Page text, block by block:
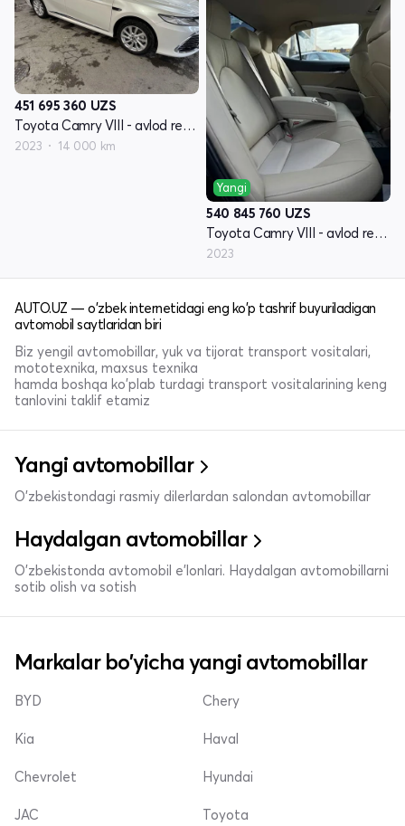
451 695 360 UZS
Toyota Camry VIII - avlod restyling XV70
2023 14 000 km
Yangi
540 845 760 UZS
Toyota Camry VIII - avlod restyling XV70
2023
AUTO.UZ — o'zbek internetidagi eng ko'p tashrif buyuriladigan
avtomobil saytlaridan biri
Biz yengil avtomobillar, yuk va tijorat transport vositalari,
mototexnika, maxsus texnika
hamda boshqa ko'plab turdagi transport vositalarining keng
tanlovini taklif etamiz
Yangi avtomobillar
O'zbekistondagi rasmiy dilerlardan salondan avtomobillar
Haydalgan avtomobillar
O'zbekistonda avtomobil e’lonlari. Haydalgan avtomobillarni
sotib olish va sotish
Markalar bo'yicha yangi avtomobillar
BYD
Kia
Chevrolet
Chery
Haval
Hyundai
JAC Toyota